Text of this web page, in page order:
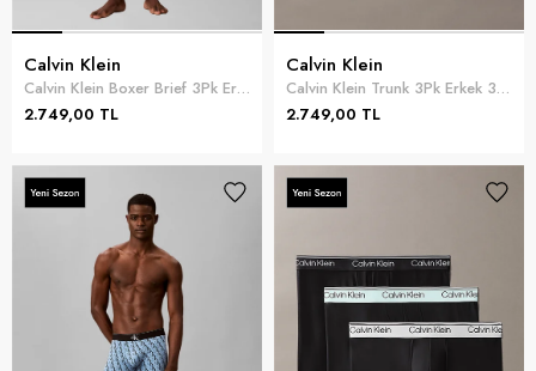
Calvin Klein
Calvin Klein Boxer Brief 3Pk Erkek 3lü Boxer Siyah
2.749,00 TL
Calvin Klein
Calvin Klein Trunk 3Pk Erkek 3lü Boxer Siyah
2.749,00 TL